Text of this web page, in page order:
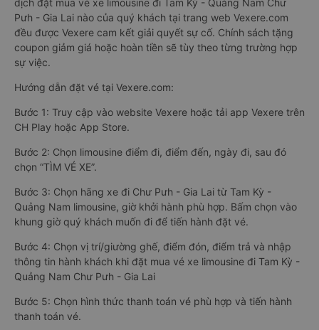
dịch đặt mua vé xe limousine đi Tam Kỳ - Quảng Nam Chư
Pưh - Gia Lai nào của quý khách tại trang web Vexere.com
đều được Vexere cam kết giải quyết sự cố. Chính sách tặng
coupon giảm giá hoặc hoàn tiền sẽ tùy theo từng trường hợp
sự việc.
Hướng dẫn đặt vé tại Vexere.com:
Bước 1: Truy cập vào website Vexere hoặc tải app Vexere trên
CH Play hoặc App Store.
Bước 2: Chọn limousine điểm đi, điểm đến, ngày đi, sau đó
chọn “TÌM VÉ XE”.
Bước 3: Chọn hãng xe đi Chư Pưh - Gia Lai từ Tam Kỳ -
Quảng Nam limousine, giờ khởi hành phù hợp. Bấm chọn vào
khung giờ quý khách muốn đi để tiến hành đặt vé.
Bước 4: Chọn vị trí/giường ghế, điểm đón, điểm trả và nhập
thông tin hành khách khi đặt mua vé xe limousine đi Tam Kỳ -
Quảng Nam Chư Pưh - Gia Lai
Bước 5: Chọn hình thức thanh toán vé phù hợp và tiến hành
thanh toán vé.